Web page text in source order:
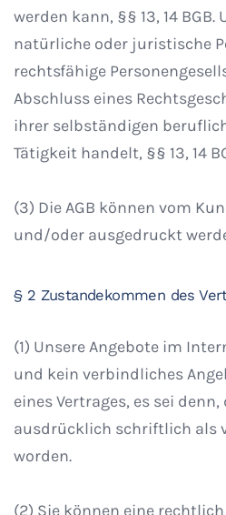
werden kann, §§ 13, 14
natürliche oder juristische
rechtsfähige
Abschluss eines
ihrer selbständigen
Tätigkeit handelt, §§ 13, 14
(3) Die AGB können vom
und/oder ausgedruckt
§ 2 Zustandekommen des
(1) Unsere Angebote im
und kein verbindliches
eines Vertrages, es sei denn,
ausdrücklich schriftlich als
worden.
(2) Sie können eine